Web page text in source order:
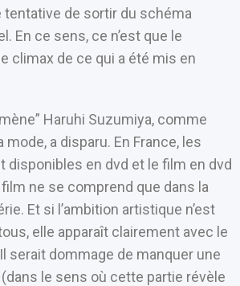
tentative de sortir du schéma
En ce sens, ce n’est que le
climax de ce qui a été mis en
Haruhi Suzumiya, comme
a disparu. En France, les
disponibles en dvd et le film en dvd
film ne se comprend que dans la
Et si l’ambition artistique n’est
elle apparaît clairement avec le
serait dommage de manquer une
le sens où cette partie révèle